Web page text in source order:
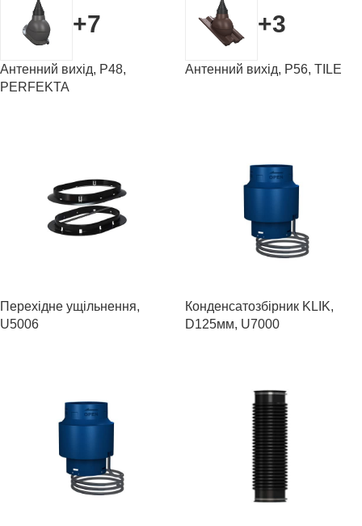
+7
Антенний вихід, P48,
PERFEKTA
+3
Антенний вихід, P56, TILE
Перехідне ущільнення,
U5006
Конденсатозбірник KLIK,
D125мм, U7000